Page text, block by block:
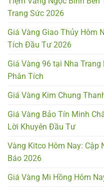
Trang Sức 2026
Giá Vàng Giao Thủy Hôm
Tích Đầu Tư 2026
Giá Vàng 96 tại Nha
Phân Tích
Giá Vàng Kim Chung
Giá Vàng Bảo Tín Minh
Lời Khuyên Đầu Tư
Vàng Kitco Hôm Nay: Cập
Báo 2026
Giá Vàng Mi Hồng Hôm